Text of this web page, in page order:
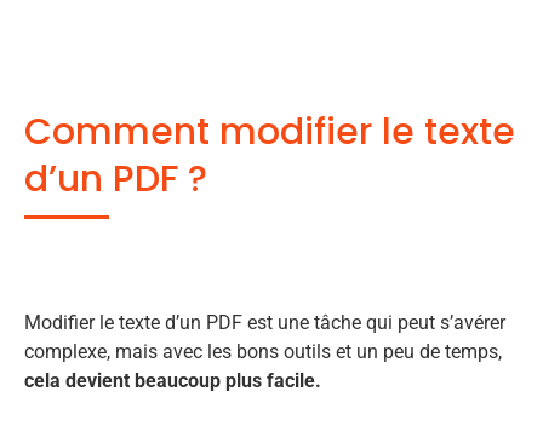
Comment modifier le texte
d’un PDF ?
Modifier le texte d’un PDF est une tâche qui peut s’avérer
complexe, mais avec les bons outils et un peu de temps,
cela devient beaucoup plus facile.